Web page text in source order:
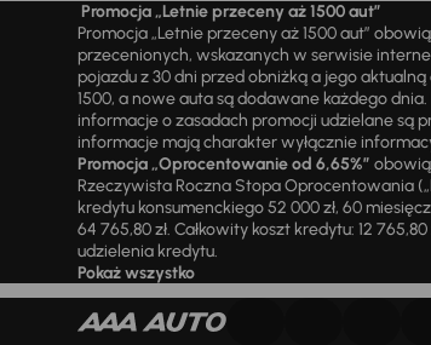
Promocja „Letnie przeceny aż 1500 aut”
Promocja „Letnie przeceny aż 1500 aut”
przecenionych, wskazanych w serwisie
pojazdu z 30 dni przed obniżką a jego
1500, a nowe auta są dodawane każdego
informacje o zasadach promocji udzielane są
informacje mają charakter wyłącznie
Promocja „Oprocentowanie od 6,65%”
Rzeczywista Roczna Stopa Oprocentowania
kredytu konsumenckiego 52 000 zł, 60
64 765,80 zł. Całkowity koszt kredytu: 12
udzielenia kredytu.
Pokaż wszystko